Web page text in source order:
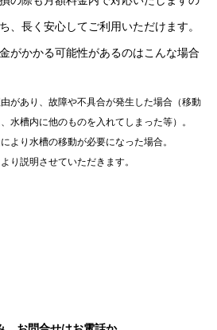
、長く安心してご利用いただけます。
がかかる可能性があるのはこんな場合
があり、故障や不具合が発生した場合（移動
水槽内に他のものを入れてしまった等）。
より水槽の移動が必要になった場合。
り説明させていただきます。